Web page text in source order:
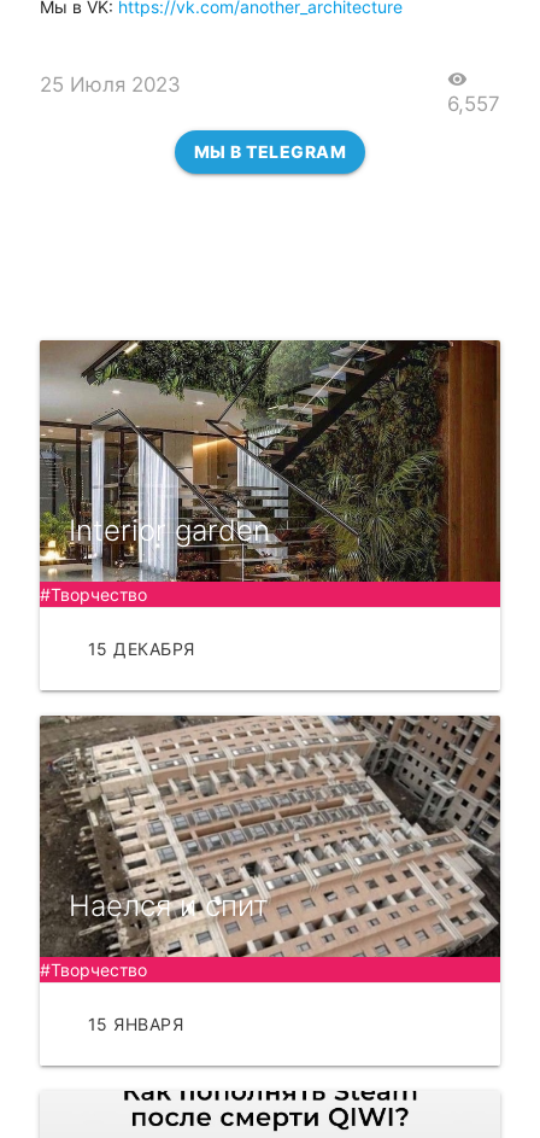
Мы в VK: https://vk.com/another_architecture
25 Июля 2023 visibility
6,557
МЫ В TELEGRAM
Interior garden
#Творчество
15 ДЕКАБРЯ
Наелся и спит
#Творчество
15 ЯНВАРЯ